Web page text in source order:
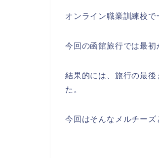
オンライン職業訓練校
今回の函館旅行では最初
結果的には、旅行の最
た。
今回はそんなメルチーズ